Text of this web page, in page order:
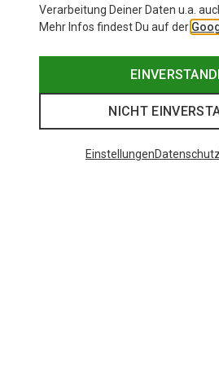
Verarbeitung Deiner Daten u.a.
Mehr Infos findest Du auf der
NICHT
EinstellungenDatenschutz